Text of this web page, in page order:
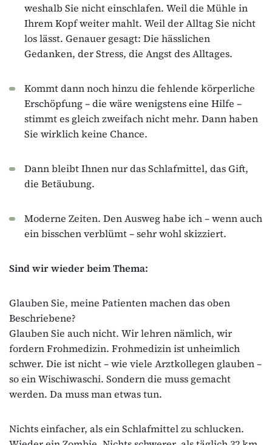
weshalb Sie nicht einschlafen. Weil die Mühle in
Ihrem Kopf weiter mahlt. Weil der Alltag Sie nicht
los lässt. Genauer gesagt: Die hässlichen
Gedanken, der Stress, die Angst des Alltages.
Kommt dann noch hinzu die fehlende körperliche
Erschöpfung – die wäre wenigstens eine Hilfe –
stimmt es gleich zweifach nicht mehr. Dann haben
Sie wirklich keine Chance.
Dann bleibt Ihnen nur das Schlafmittel, das Gift,
die Betäubung.
Moderne Zeiten. Den Ausweg habe ich – wenn auch
ein bisschen verblümt – sehr wohl skizziert.
Sind wir wieder beim Thema:
Glauben Sie, meine Patienten machen das oben
Beschriebene?
Glauben Sie auch nicht. Wir lehren nämlich, wir
fordern Frohmedizin. Frohmedizin ist unheimlich
schwer. Die ist nicht – wie viele Arztkollegen glauben –
so ein Wischiwaschi. Sondern die muss gemacht
werden. Da muss man etwas tun.
Nichts einfacher, als ein Schlafmittel zu schlucken.